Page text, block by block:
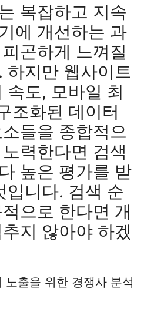
복잡하고 지속
에 개선하는 과
곤하게 느껴질
하지만 웹사이트
속도, 모바일 최
조화된 데이터
들을 종합적으
력한다면 검색
높은 평가를 받
입니다. 검색 순
으로 한다면 개
지 않아야 하겠
출을 위한 경쟁사 분석